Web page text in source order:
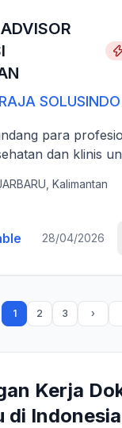
SOLUSINDO
para
dan klinis
untuk
Kalimantan
28/04/2026
1 2 3
Kerja
di Indonesia